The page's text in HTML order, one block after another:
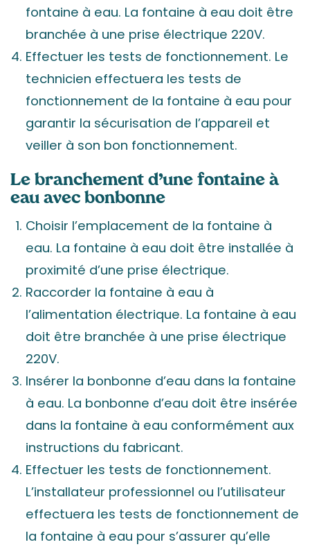
fontaine à eau. La fontaine à eau doit être
branchée à une prise électrique 220V.
Effectuer les tests de fonctionnement. Le
technicien effectuera les tests de
fonctionnement de la fontaine à eau pour
garantir la sécurisation de l’appareil et
veiller à son bon fonctionnement.
Le branchement d’une fontaine à
eau avec bonbonne
Choisir l’emplacement de la fontaine à
eau. La fontaine à eau doit être installée à
proximité d’une prise électrique.
Raccorder la fontaine à eau à
l’alimentation électrique. La fontaine à eau
doit être branchée à une prise électrique
220V.
Insérer la bonbonne d’eau dans la fontaine
à eau. La bonbonne d’eau doit être insérée
dans la fontaine à eau conformément aux
instructions du fabricant.
Effectuer les tests de fonctionnement.
L’installateur professionnel ou l’utilisateur
effectuera les tests de fonctionnement de
la fontaine à eau pour s’assurer qu’elle